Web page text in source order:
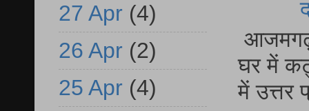
घर में
में
27 Apr (4)
26 Apr (2)
25 Apr (4)